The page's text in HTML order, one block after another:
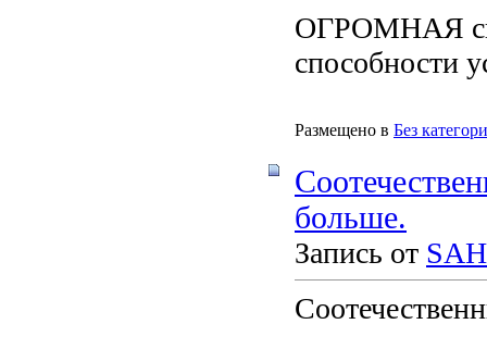
ОГРОМНАЯ
способности
Размещено в Без
больше.
Запись от SAH